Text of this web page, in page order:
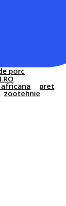
porc
pret
zootehnie